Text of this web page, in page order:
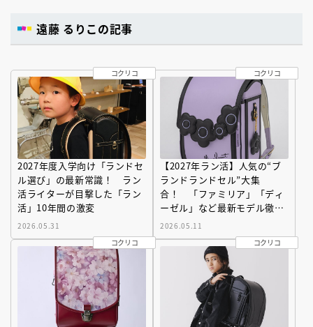
遠藤 るりこの記事
コクリコ
2027年度入学向け「ランドセ
ル選び」の最新常識！ ラン
活ライターが目撃した「ラン
活」10年間の激変
2026.05.31
コクリコ
【2027年ラン活】人気の“ブ
ランドランドセル”大集
合！ 「ファミリア」「ディ
ーゼル」など最新モデル徹底
解説
2026.05.11
コクリコ
コクリコ